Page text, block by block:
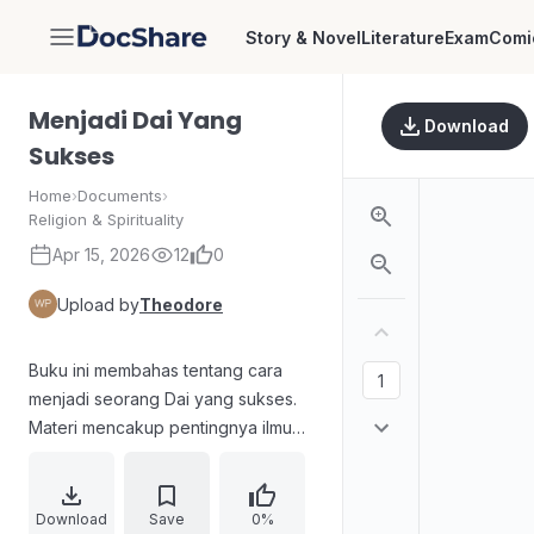
DocShare Story & NovelLiteratureExam
Menjadi Dai Yang
Sukses
Home›Documents›
Religion & Spirituality
Apr 15, 2026 12 0
Upload byTheodore
Buku ini membahas tentang cara
menjadi seorang Dai yang sukses.
Materi mencakup pentingnya ilmu
praktik pengetahuan, dan cara
memperoleh ilmu. Selain itu, buku ini
Download Save 0%
Download